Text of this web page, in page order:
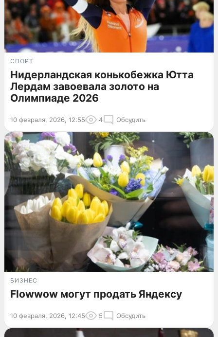
СПОРТ
Нидерландская конькобежка Ютта
Лердам завоевала золото на
Олимпиаде 2026
10 февраля, 2026, 12:55 4 Обсудить
БИЗНЕС
Flowwow могут продать Яндексу
10 февраля, 2026, 12:45 5 Обсудить